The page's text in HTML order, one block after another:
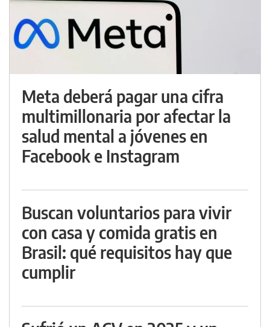
Meta deberá pagar una cifra
multimillonaria por afectar la
salud mental a jóvenes en
Facebook e Instagram
Buscan voluntarios para vivir
con casa y comida gratis en
Brasil: qué requisitos hay que
cumplir